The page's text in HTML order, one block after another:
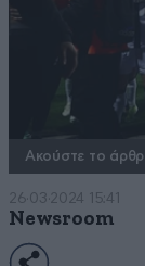
Ακούστε το
26·03·2024 15:41
Newsroom